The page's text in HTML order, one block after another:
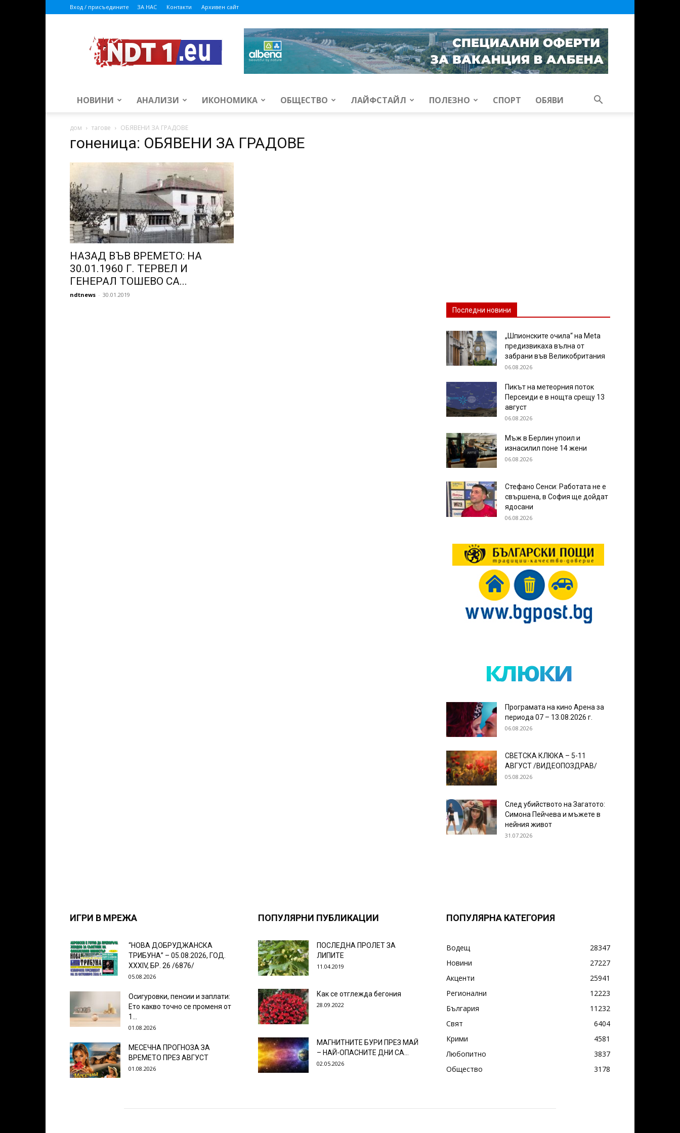
Вход / присъедините ЗА НАС Контакти Архивен сайт
НОВИНИ АНАЛИЗИ ИКОНОМИКА ОБЩЕСТВО ЛАЙФСТАЙЛ ПОЛЕЗНО СПОРТ ОБЯВИ
дом тагове ОБЯВЕНИ ЗА ГРАДОВЕ
гоненица: ОБЯВЕНИ ЗА ГРАДОВЕ
НАЗАД ВЪВ ВРЕМЕТО: НА
30.01.1960 Г. ТЕРВЕЛ И
ГЕНЕРАЛ ТОШЕВО СА...
ndtnews - 30.01.2019
Последни новини
„Шпионските очила“ на Meta
предизвикаха вълна от
забрани във Великобритания
06.08.2026
Пикът на метеорния поток
Персеиди е в нощта срещу 13
август
06.08.2026
Мъж в Берлин упоил и
изнасилил поне 14 жени
06.08.2026
Стефано Сенси: Работата не е
свършена, в София ще дойдат
ядосани
06.08.2026
клюки
Програмата на кино Арена за
периода 07 – 13.08.2026 г.
06.08.2026
СВЕТСКА КЛЮКА – 5-11
АВГУСТ /ВИДЕОПОЗДРАВ/
05.08.2026
След убийството на Загатото:
Симона Пейчева и мъжете в
нейния живот
31.07.2026
ИГРИ В МРЕЖА
“НОВА ДОБРУДЖАНСКА
ТРИБУНА” – 05.08.2026, ГОД.
XXХIV, БР. 26 /6876/
05.08.2026
Осигуровки, пенсии и заплати:
Ето какво точно се променя от
1...
01.08.2026
МЕСЕЧНА ПРОГНОЗА ЗА
ВРЕМЕТО ПРЕЗ АВГУСТ
01.08.2026
ПОПУЛЯРНИ ПУБЛИКАЦИИ
ПОСЛЕДНА ПРОЛЕТ ЗА
ЛИПИТЕ
11.04.2019
Как се отглежда бегония
28.09.2022
МАГНИТНИТЕ БУРИ ПРЕЗ МАЙ
– НАЙ-ОПАСНИТЕ ДНИ СА…
02.05.2026
ПОПУЛЯРНА КАТЕГОРИЯ
Водещ
28347
Новини
27227
Акценти
25941
Регионални
12223
България
11232
Свят
6404
Крими
4581
Любопитно
3837
Общество
3178